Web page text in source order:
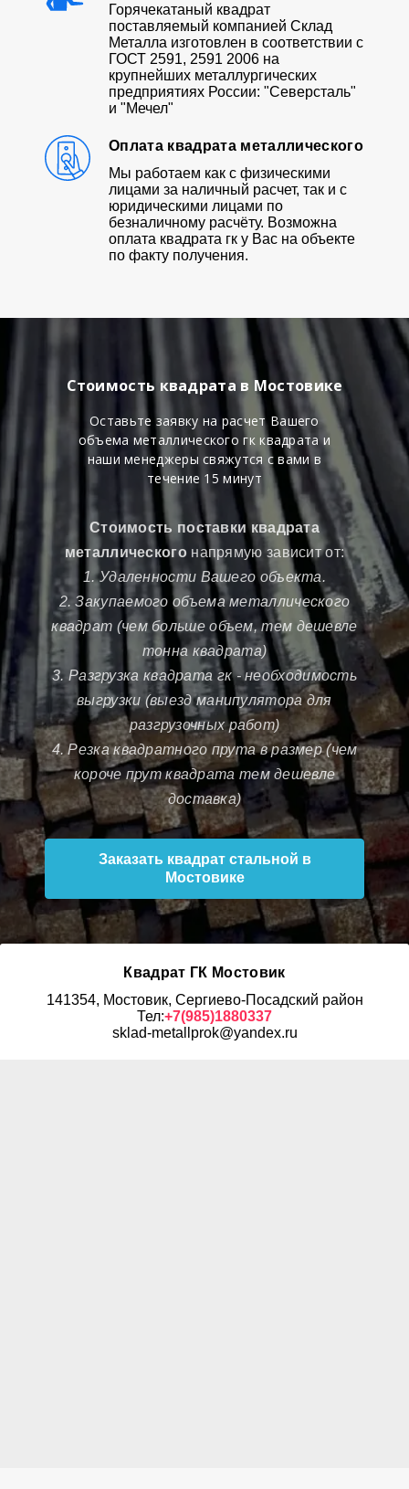
Горячекатаный квадрат
поставляемый компанией Склад
Металла изготовлен в соответствии с
ГОСТ 2591, 2591 2006 на
крупнейших металлургических
предприятиях России: "Северсталь"
и "Мечел"
Оплата квадрата металлического
Мы работаем как с физическими
лицами за наличный расчет, так и с
юридическими лицами по
безналичному расчёту. Возможна
оплата квадрата гк у Вас на объекте
по факту получения.
Стоимость квадрата в Мостовике
Оставьте заявку на расчет Вашего
объема металлического гк квадрата и
наши менеджеры свяжутся с вами в
течение 15 минут
Стоимость поставки квадрата
металлического напрямую зависит от:
1. Удаленности Вашего объекта.
2. Закупаемого объема металлического
квадрат (чем больше объем, тем дешевле
тонна квадрата)
3. Разгрузка квадрата гк - необходимость
выгрузки (выезд манипулятора для
разгрузочных работ)
4. Резка квадратного прута в размер (чем
короче прут квадрата тем дешевле
доставка)
Заказать квадрат стальной в
Мостовике
Квадрат ГК Мостовик
141354, Мостовик, Сергиево-Посадский район
Тел:+7(985)1880337
sklad-metallprok@yandex.ru